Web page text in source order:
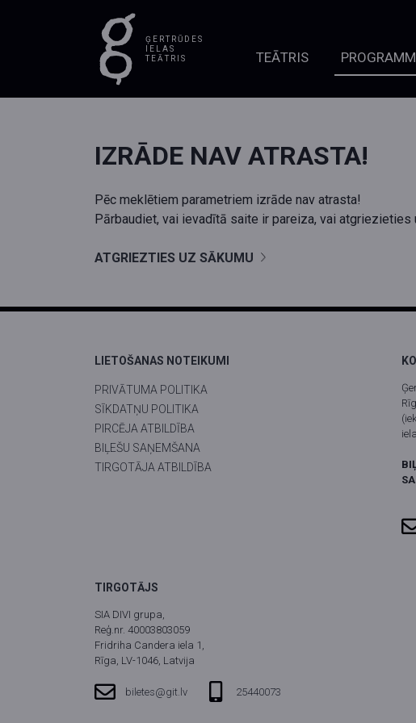
ĢERTRŪDES
IELAS
TEĀTRIS
TEĀTRIS
IZRĀDE NAV ATRASTA!
Pēc meklētiem parametriem izrāde nav atrasta!
Pārbaudiet, vai ievadītā saite ir pareiza, vai atgriezieties
ATGRIEZTIES UZ SĀKUMU
LIETOŠANAS NOTEIKUMI
PRIVĀTUMA POLITIKA
SĪKDATŅU POLITIKA
PIRCĒJA ATBILDĪBA
BIĻEŠU SAŅEMŠANA
TIRGOTĀJA ATBILDĪBA
TIRGOTĀJS
SIA DIVI grupa,
Reģ.nr. 40003803059
Fridriha Candera iela 1,
Rīga, LV-1046, Latvija
biletes@git.lv 25440073